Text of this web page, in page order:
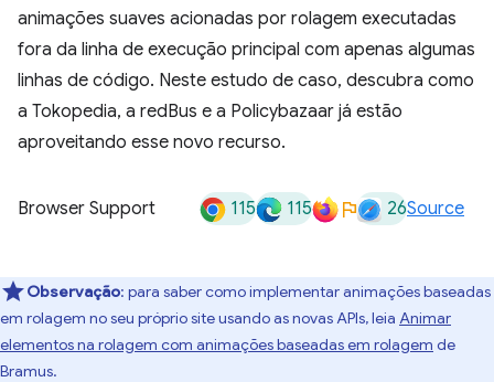
animações suaves acionadas por rolagem executadas
fora da linha de execução principal com apenas algumas
linhas de código. Neste estudo de caso, descubra como
a Tokopedia, a redBus e a Policybazaar já estão
aproveitando esse novo recurso.
Browser Support 115 115 26Source
Observação: para saber como implementar animações baseadas
em rolagem no seu próprio site usando as novas APIs, leia Animar
elementos na rolagem com animações baseadas em rolagem de
Bramus.